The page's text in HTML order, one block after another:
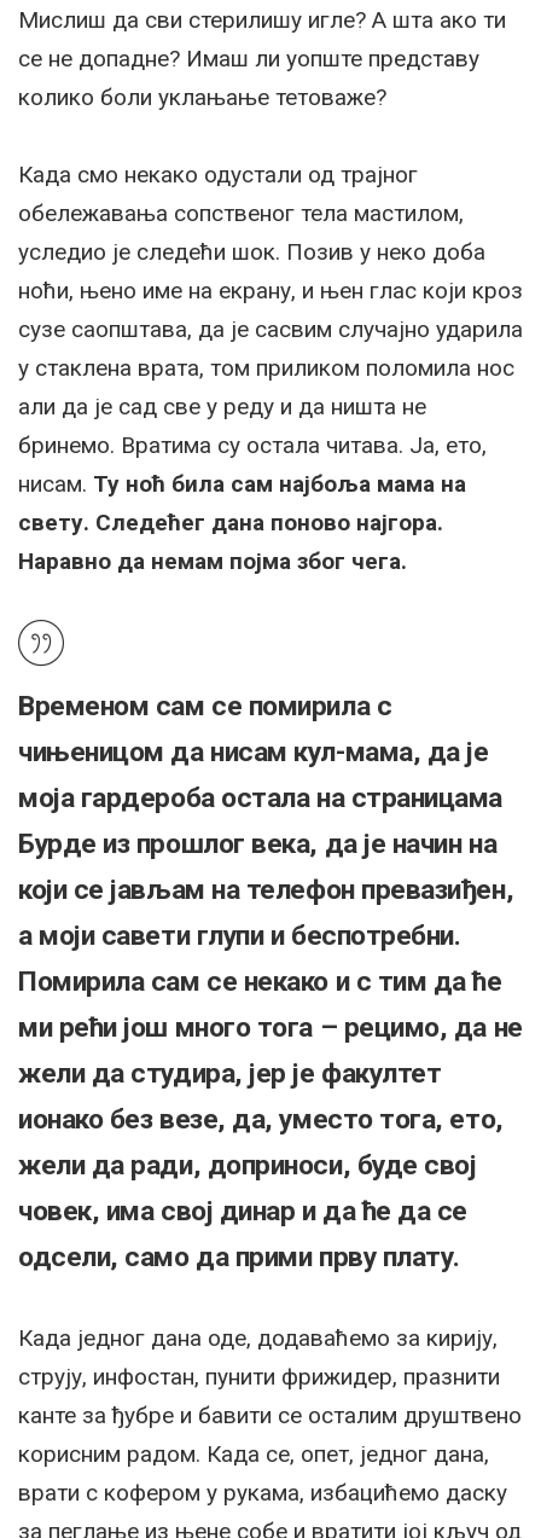
Мислиш да сви стерилишу игле? А шта ако ти
се не допадне? Имаш ли уопште представу
колико боли уклањање тетоваже?
Када смо некако одустали од трајног
обележавања сопственог тела мастилом,
уследио је следећи шок. Позив у неко доба
ноћи, њено име на екрану, и њен глас који кроз
сузе саопштава, да је сасвим случајно ударила
у стаклена врата, том приликом поломила нос
али да је сад све у реду и да ништа не
бринемо. Вратима су остала читава. Ја, ето,
нисам. Ту ноћ била сам најбоља мама на
свету. Следећег дана поново најгора.
Наравно да немам појма због чега.
Временом сам се помирила с
чињеницом да нисам кул-мама, да је
моја гардероба остала на страницама
Бурде из прошлог века, да је начин на
који се јављам на телефон превазиђен,
а моји савети глупи и беспотребни.
Помирила сам се некако и с тим да ће
ми рећи још много тога – рецимо, да не
жели да студира, јер је факултет
ионако без везе, да, уместо тога, ето,
жели да ради, доприноси, буде свој
човек, има свој динар и да ће да се
одсели, само да прими прву плату.
Када једног дана оде, додаваћемо за кирију,
струју, инфостан, пунити фрижидер, празнити
канте за ђубре и бавити се осталим друштвено
корисним радом. Када се, опет, једног дана,
врати с кофером у рукама, избацићемо даску
за пеглање из њене собе и вратити јој кључ од